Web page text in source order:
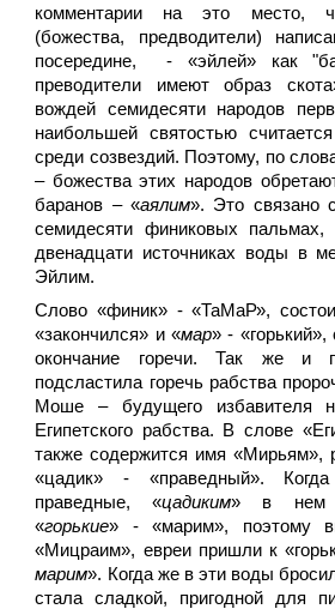
комментарии на это место,
(божества, предводители)
посередине, - «эйлей» как
преводители имеют образ
вождей семидесяти народов
наибольшей святостью
среди созвездий. Поэтому, по
– божества этих народов
баранов – «аялим». Это связано
семидесяти финиковых пальмах,
двенадцати источниках воды в
Эйлим.
Слово «финик» - «ТаМаР»,
«закончился» и «мар» -
окончание горечи. Так же и
подсластила горечь рабства
Моше – будущего избавителя
Египетского рабства. В слове
также содержится имя «Мирьям»,
«цадик» - «праведный».
праведные, «цадиким» в нем
«горькие» - «марим», поэтому
«Мицраим», евреи пришли к
марим». Когда же в эти воды
стала сладкой, пригодной для